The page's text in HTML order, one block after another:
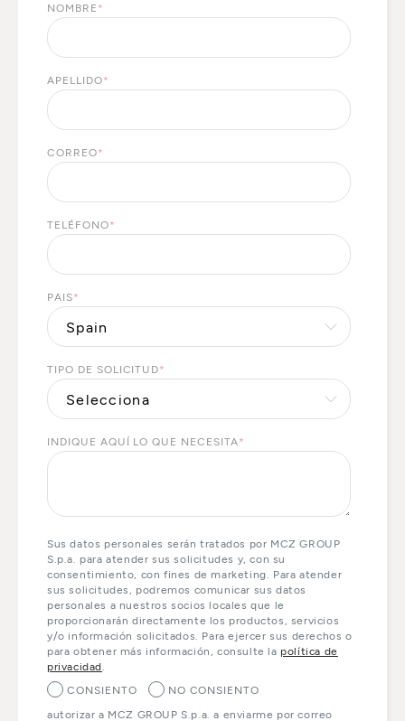
NOMBRE *
APELLIDO*
CORREO*
TELÉFONO*
PAIS*
TIPO DE SOLICITUD*
INDIQUE AQUÍ LO QUE NECESITA*
Sus datos personales serán tratados por MCZ GROUP
S.p.a. para atender sus solicitudes y, con su
consentimiento, con fines de marketing. Para atender
sus solicitudes, podremos comunicar sus datos
personales a nuestros socios locales que le
proporcionarán directamente los productos, servicios
y/o información solicitados. Para ejercer sus derechos o
para obtener más información, consulte la política de
privacidad
CONSIENTO
NO CONSIENTO
autorizar a MCZ GROUP S.p.a. a enviarme por correo